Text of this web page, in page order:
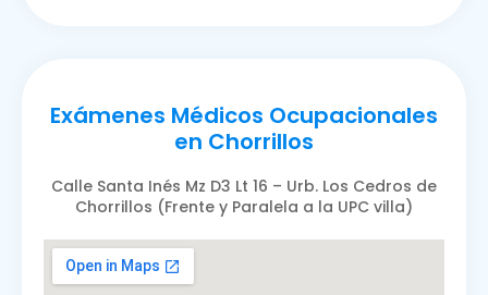
Exámenes Médicos Ocupacionales
en Chorrillos
Calle Santa Inés Mz D3 Lt 16 – Urb. Los Cedros de
Chorrillos (Frente y Paralela a la UPC villa)